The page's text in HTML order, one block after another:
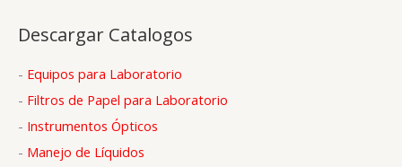
cDescargar Catalogos
- Equipos para Laboratorio
- Filtros de Papel para Laboratorio
- Instrumentos Ópticos
- Manejo de Líquidos